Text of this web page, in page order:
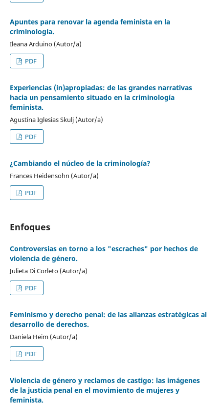
Apuntes para renovar la agenda feminista en la
criminología.
Ileana Arduino (Autor/a)
PDF
Experiencias (in)apropiadas: de las grandes narrativas
hacia un pensamiento situado en la criminología
feminista.
Agustina Iglesias Skulj (Autor/a)
PDF
¿Cambiando el núcleo de la criminología?
Frances Heidensohn (Autor/a)
PDF
Enfoques
Controversias en torno a los "escraches" por hechos de
violencia de género.
Julieta Di Corleto (Autor/a)
PDF
Feminismo y derecho penal: de las alianzas estratégicas al
desarrollo de derechos.
Daniela Heim (Autor/a)
PDF
Violencia de género y reclamos de castigo: las imágenes
de la justicia penal en el movimiento de mujeres y
feminista.